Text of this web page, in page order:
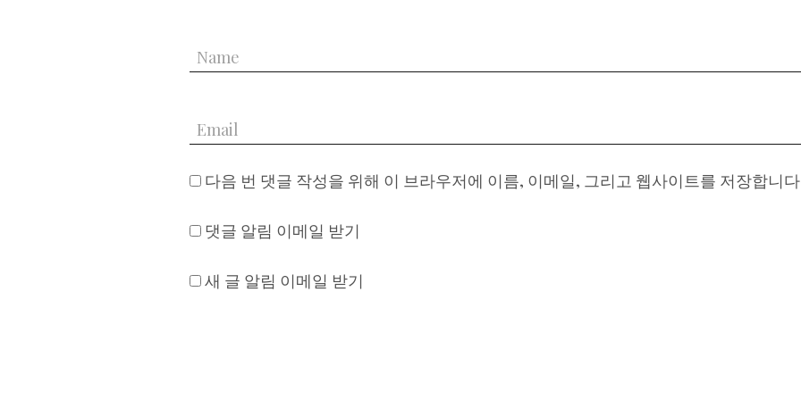
다음 번 댓글 작성을 위해 이 브라우저에 이름, 이메일, 그리고 웹사이트를 저장합니
댓글 알림 이메일 받기
새 글 알림 이메일 받기